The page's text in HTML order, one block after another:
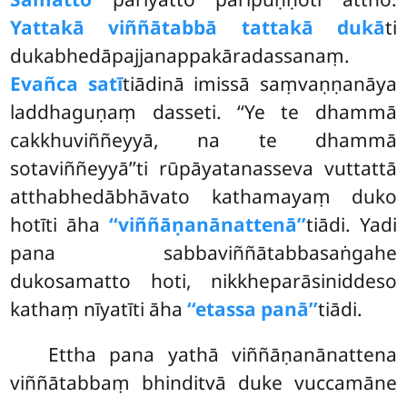
Yattakā viññātabbā tattakā dukāti
dukabhedāpajjanappakāradassanaṃ.
Evañca satītiādinā imissā saṃvaṇṇanāya
laddhaguṇaṃ dasseti. ‘‘Ye te dhammā
cakkhuviññeyyā, na te dhammā
sotaviññeyyā’’ti rūpāyatanasseva vuttattā
atthabhedābhāvato kathamayaṃ duko
hotīti āha ‘‘viññāṇanānattenā’’tiādi. Yadi
pana sabbaviññātabbasaṅgahe
dukosamatto hoti, nikkheparāsiniddeso
kathaṃ nīyatīti āha‘‘etassa panā’’tiādi.
Ettha pana yathā viññāṇanānattena
viññātabbaṃ bhinditvā duke vuccamāne